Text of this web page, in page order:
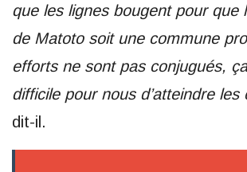
que les lignes bougent pour que
de Matoto soit une commune
efforts ne sont pas conjugués,
difficile pour nous d’atteindre les
dit-il.